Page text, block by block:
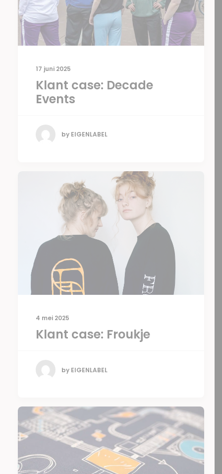
17 juni 2025
Klant case: Decade
Events
by EIGENLABEL
4 mei 2025
Klant case: Froukje
by EIGENLABEL